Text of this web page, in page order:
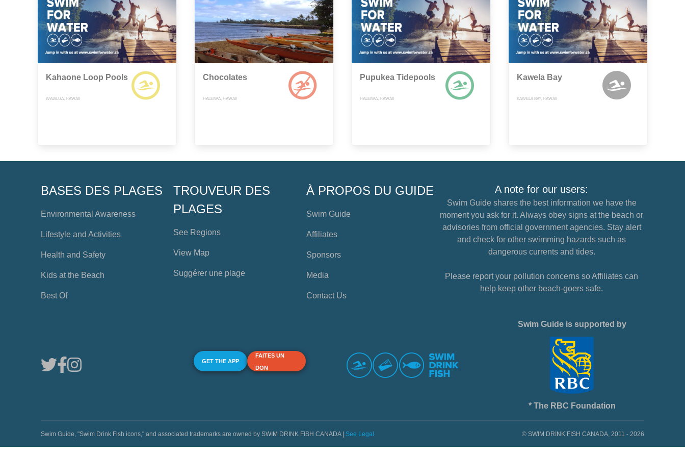
Kahaone Loop Pools
WAIALUA, HAWAII
Chocolates
HALEIWA, HAWAII
Pupukea Tidepools
HALEIWA, HAWAII
Kawela Bay
KAWELA BAY, HAWAII
BASES DES PLAGES
Environmental Awareness
Lifestyle and Activities
Health and Safety
Kids at the Beach
Best Of
TROUVEUR DES
PLAGES
See Regions
View Map
Suggérer une plage
À PROPOS DU GUIDE
Swim Guide
Affiliates
Sponsors
Media
Contact Us
A note for our users:
Swim Guide shares the best information we have the
moment you ask for it. Always obey signs at the beach or
advisories from official government agencies. Stay alert
and check for other swimming hazards such as
dangerous currents and tides.
Please report your pollution concerns so Affiliates can
help keep other beach-goers safe.
GET THE APP
FAITES UN
DON
Swim Guide is supported by
* The RBC Foundation
Swim Guide, "Swim Drink Fish icons," and associated trademarks are owned by SWIM DRINK FISH CANADA | See Legal © SWIM DRINK FISH CANADA, 2011 - 2026